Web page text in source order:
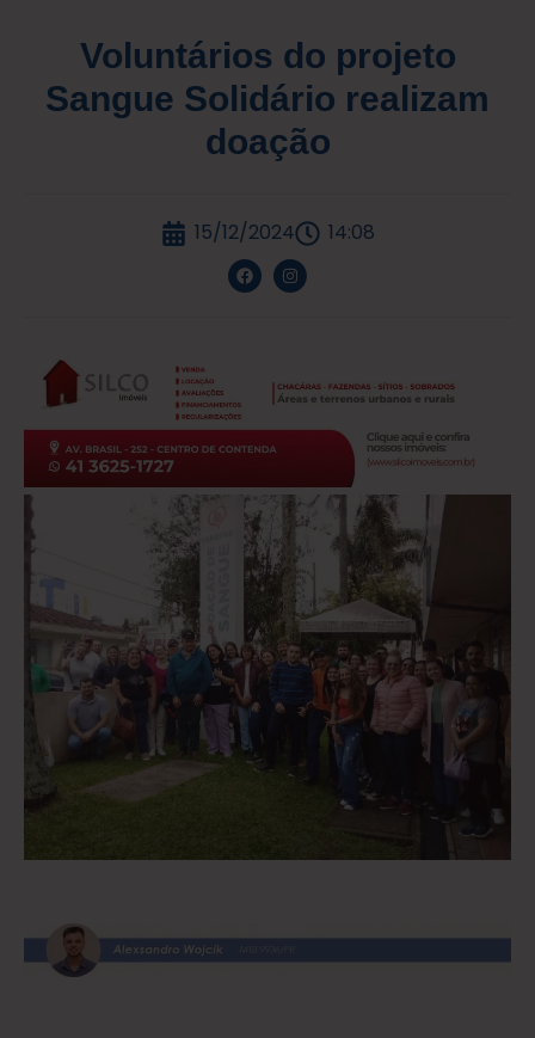
Voluntários do projeto
Sangue Solidário realizam
doação
15/12/2024 14:08